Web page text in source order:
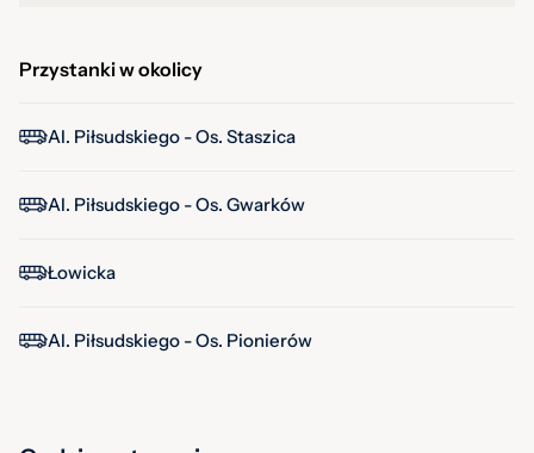
Przystanki w okolicy
Al. Piłsudskiego - Os. Staszica
Al. Piłsudskiego - Os. Gwarków
Łowicka
Al. Piłsudskiego - Os. Pionierów